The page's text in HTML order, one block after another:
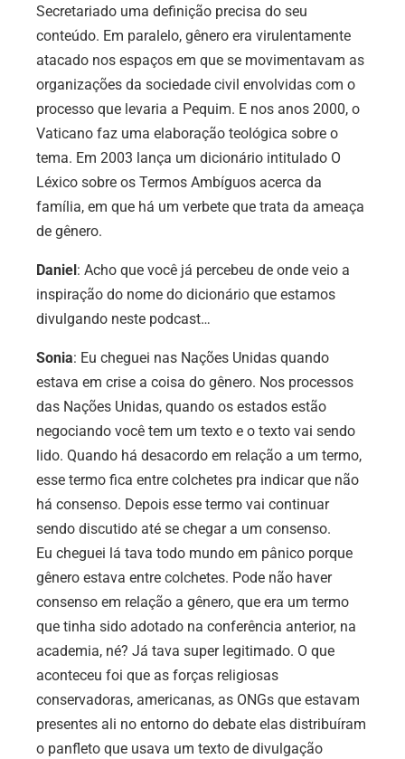
Secretariado uma definição precisa do seu
conteúdo. Em paralelo, gênero era virulentamente
atacado nos espaços em que se movimentavam as
organizações da sociedade civil envolvidas com o
processo que levaria a Pequim. E nos anos 2000, o
Vaticano faz uma elaboração teológica sobre o
tema. Em 2003 lança um dicionário intitulado O
Léxico sobre os Termos Ambíguos acerca da
família, em que há um verbete que trata da ameaça
de gênero.
Daniel : Acho que você já percebeu de onde veio a
inspiração do nome do dicionário que estamos
divulgando neste podcast…
Sonia: Eu cheguei nas Nações Unidas quando
estava em crise a coisa do gênero. Nos processos
das Nações Unidas, quando os estados estão
negociando você tem um texto e o texto vai sendo
lido. Quando há desacordo em relação a um termo,
esse termo fica entre colchetes pra indicar que não
há consenso. Depois esse termo vai continuar
sendo discutido até se chegar a um consenso.
Eu cheguei lá tava todo mundo em pânico porque
gênero estava entre colchetes. Pode não haver
consenso em relação a gênero, que era um termo
que tinha sido adotado na conferência anterior, na
academia, né? Já tava super legitimado. O que
aconteceu foi que as forças religiosas
conservadoras, americanas, as ONGs que estavam
presentes ali no entorno do debate elas distribuíram
o panfleto que usava um texto de divulgação